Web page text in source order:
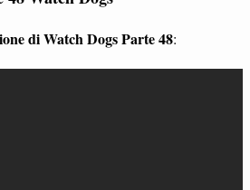
di Watch Dogs Parte 48: